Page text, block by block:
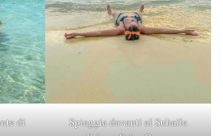
di
Spiaggia davanti al Suhaila